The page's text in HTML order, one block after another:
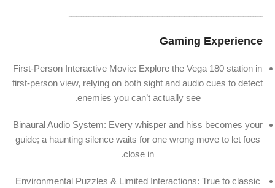
ـــــــــــــــــــــــــــــــــــــــــــــــــــــــــــــــــــــــــــــــ
Gaming Experience
First-Person Interactive Movie: Explore the Vega 180 station in
first-person view, relying on both sight and audio cues to detect
enemies you can’t actually see.
Binaural Audio System: Every whisper and hiss becomes your
guide; a haunting silence waits for one wrong move to let foes
close in.
Environmental Puzzles & Limited Interactions: True to classic